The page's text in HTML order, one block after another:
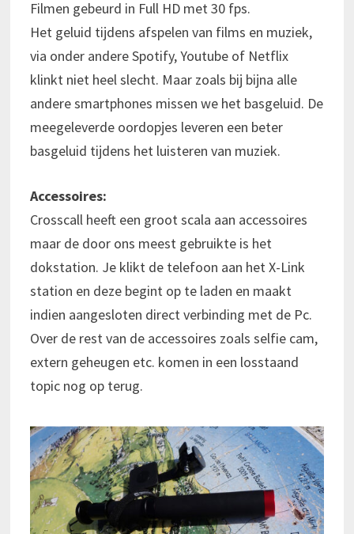
Filmen gebeurd in Full HD met 30 fps.
Het geluid tijdens afspelen van films en muziek,
via onder andere Spotify, Youtube of Netflix
klinkt niet heel slecht. Maar zoals bij bijna alle
andere smartphones missen we het basgeluid. De
meegeleverde oordopjes leveren een beter
basgeluid tijdens het luisteren van muziek.
Accessoires:
Crosscall heeft een groot scala aan accessoires
maar de door ons meest gebruikte is het
dokstation. Je klikt de telefoon aan het X-Link
station en deze begint op te laden en maakt
indien aangesloten direct verbinding met de Pc.
Over de rest van de accessoires zoals selfie cam,
extern geheugen etc. komen in een losstaand
topic nog op terug.